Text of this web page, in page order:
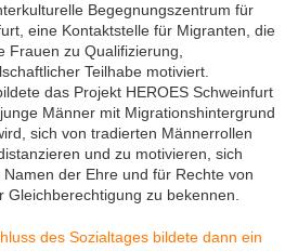
Begegnungszentrum für
eine Kontaktstelle für Migranten, die
Frauen zu Qualifizierung,
Teilhabe motiviert.
das Projekt HEROES Schweinfurt
Männer mit Migrationshintergrund
sich von tradierten Männerrollen
und zu motivieren, sich
der Ehre und für Rechte von
zu bekennen.